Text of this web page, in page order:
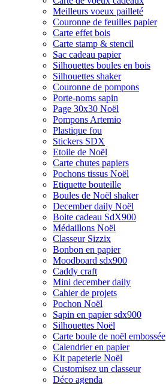
Meilleurs voeux pailleté
Couronne de feuilles papier
Carte effet bois
Carte stamp & stencil
Sac cadeau papier
Silhouettes boules en bois
Silhouettes shaker
Couronne de pompons
Porte-noms sapin
Page 30x30 Noël
Pompons Artemio
Plastique fou
Stickers SDX
Etoile de Noël
Carte chutes papiers
Pochons tissus Noël
Etiquette bouteille
Boules de Noël shaker
December daily Noël
Boite cadeau SdX900
Médaillons Noël
Classeur Sizzix
Bonbon en papier
Moodboard sdx900
Caddy craft
Mini december daily
Cahier de projets
Pochon Noël
Sapin en papier sdx900
Silhouettes Noël
Carte boule de noël embossée
Calendrier en papier
Kit papeterie Noël
Customisez un classeur
Déco agenda